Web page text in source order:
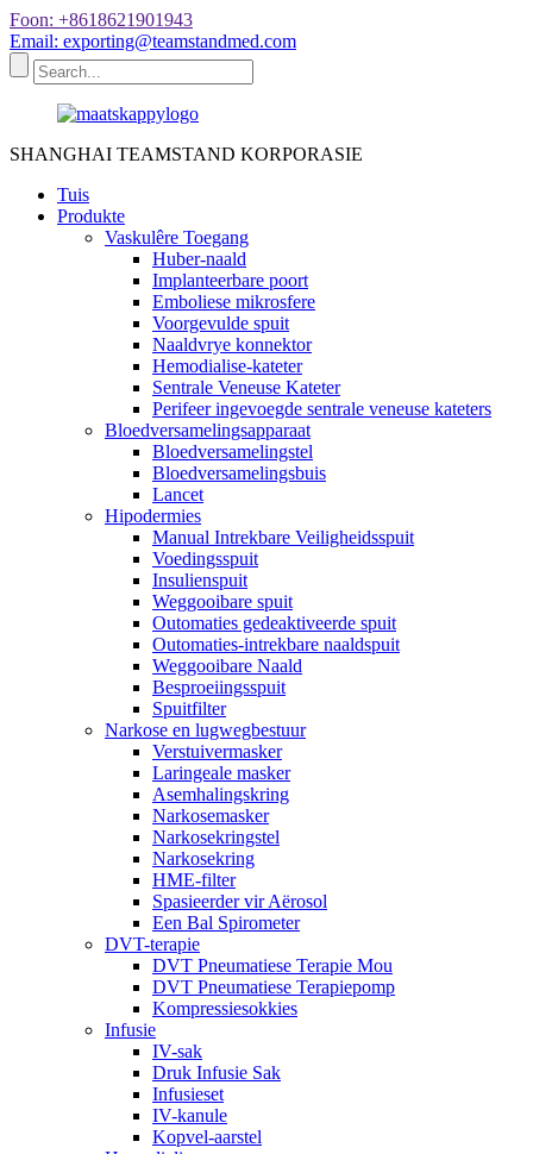
Foon: +8618621901943
Email: exporting@teamstandmed.com
SHANGHAI TEAMSTAND KORPORASIE
Tuis
Produkte
Vaskulêre Toegang
Huber-naald
Implanteerbare poort
Emboliese mikrosfere
Voorgevulde spuit
Naaldvrye konnektor
Hemodialise-kateter
Sentrale Veneuse Kateter
Perifeer ingevoegde sentrale veneuse kateters
Bloedversamelingsapparaat
Bloedversamelingstel
Bloedversamelingsbuis
Lancet
Hipodermies
Manual Intrekbare Veiligheidsspuit
Voedingsspuit
Insulienspuit
Weggooibare spuit
Outomaties gedeaktiveerde spuit
Outomaties-intrekbare naaldspuit
Weggooibare Naald
Besproeiingsspuit
Spuitfilter
Narkose en lugwegbestuur
Verstuivermasker
Laringeale masker
Asemhalingskring
Narkosemasker
Narkosekringstel
Narkosekring
HME-filter
Spasieerder vir Aërosol
Een Bal Spirometer
DVT-terapie
DVT Pneumatiese Terapie Mou
DVT Pneumatiese Terapiepomp
Kompressiesokkies
Infusie
IV-sak
Druk Infusie Sak
Infusieset
IV-kanule
Kopvel-aarstel